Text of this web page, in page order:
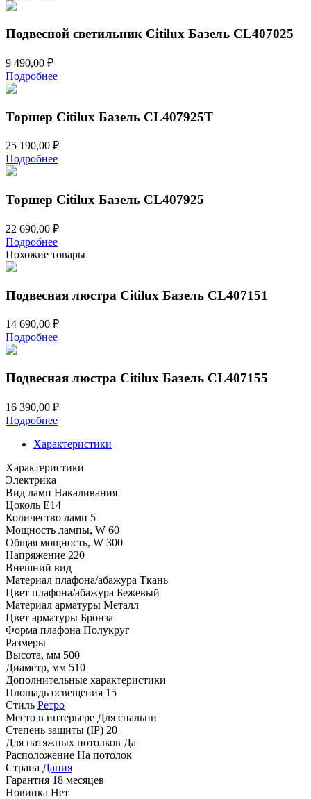
Подвесной светильник Citilux Базель CL407025
9 490,00 ₽
Подробнее
Торшер Citilux Базель CL407925T
25 190,00 ₽
Подробнее
Торшер Citilux Базель CL407925
22 690,00 ₽
Подробнее
Похожие товары
Подвесная люстра Citilux Базель CL407151
14 690,00 ₽
Подробнее
Подвесная люстра Citilux Базель CL407155
16 390,00 ₽
Подробнее
Характеристики
Характеристики
Электрика
Вид ламп Накаливания
Цоколь E14
Количество ламп 5
Мощность лампы, W 60
Общая мощность, W 300
Напряжение 220
Внешний вид
Материал плафона/абажура Ткань
Цвет плафона/абажура Бежевый
Материал арматуры Металл
Цвет арматуры Бронза
Форма плафона Полукруг
Размеры
Высота, мм 500
Диаметр, мм 510
Дополнительные характеристики
Площадь освещения 15
Стиль Ретро
Место в интерьере Для спальни
Степень защиты (IP) 20
Для натяжных потолков Да
Расположение На потолок
Страна Дания
Гарантия 18 месяцев
Новинка Нет